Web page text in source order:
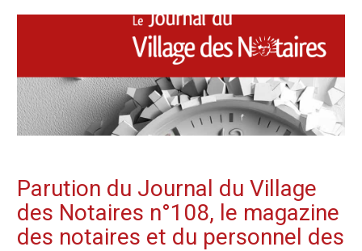
Parution du Journal du Village
des Notaires n°108, le magazine
des notaires et du personnel des